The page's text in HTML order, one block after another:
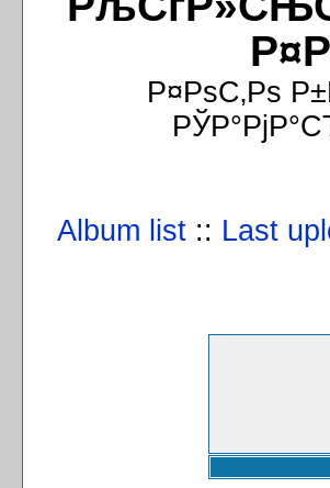
Р¤РѕС‚Рѕ
Album list :: Last